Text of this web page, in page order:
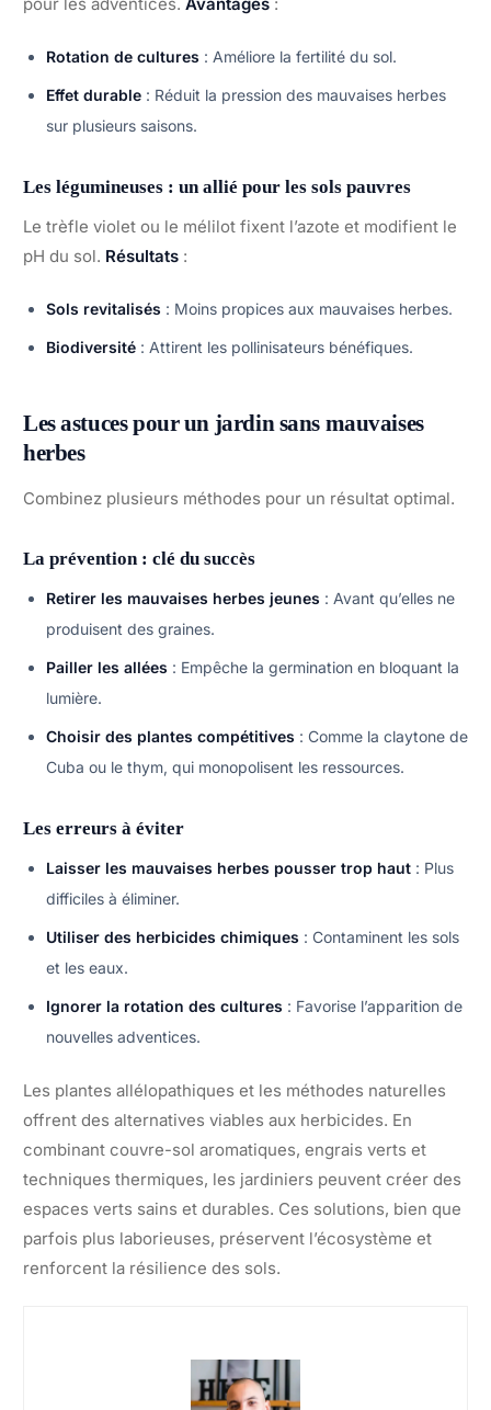
Rotation de cultures : Améliore la fertilité du sol.
Effet durable : Réduit la pression des mauvaises herbes
sur plusieurs saisons.
Les légumineuses : un allié pour les sols pauvres
Le trèfle violet ou le mélilot fixent l’azote et modifient le
pH du sol. Résultats :
Sols revitalisés : Moins propices aux mauvaises herbes.
Biodiversité : Attirent les pollinisateurs bénéfiques.
Les astuces pour un jardin sans mauvaises
herbes
Combinez plusieurs méthodes pour un résultat optimal.
La prévention : clé du succès
Retirer les mauvaises herbes jeunes : Avant qu’elles ne
produisent des graines.
Pailler les allées : Empêche la germination en bloquant la
lumière.
Choisir des plantes compétitives : Comme la claytone de
Cuba ou le thym, qui monopolisent les ressources.
Les erreurs à éviter
Laisser les mauvaises herbes pousser trop haut : Plus
difficiles à éliminer.
Utiliser des herbicides chimiques : Contaminent les sols
et les eaux.
Ignorer la rotation des cultures : Favorise l’apparition de
nouvelles adventices.
Les plantes allélopathiques et les méthodes naturelles
offrent des alternatives viables aux herbicides. En
combinant couvre-sol aromatiques, engrais verts et
techniques thermiques, les jardiniers peuvent créer des
espaces verts sains et durables. Ces solutions, bien que
parfois plus laborieuses, préservent l’écosystème et
renforcent la résilience des sols.